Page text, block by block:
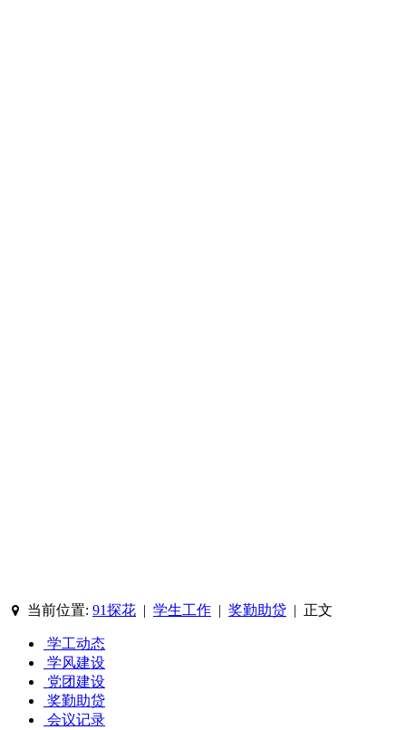
当前位置: 91探花 | 学生工作 | 奖勤助贷 | 正文
学工动态
学风建设
党团建设
奖勤助贷
会议记录